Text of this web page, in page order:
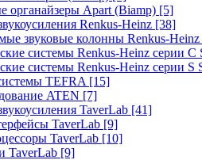
органайзеры Apart (Biamp) [5]
Renkus-Heinz [38]
звуковые колонны Renkus-Heinz
системы Renkus-Heinz серии C
системы Renkus-Heinz серии S
TEFRA [15]
ATEN [7]
TaverLab [41]
TaverLab [9]
TaverLab [10]
TaverLab [9]